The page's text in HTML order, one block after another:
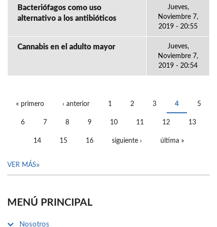
Bacteriófagos como uso
alternativo a los antibióticos
Jueves,
Noviembre 7,
2019 - 20:55
Cannabis en el adulto mayor
Jueves,
Noviembre 7,
2019 - 20:54
« primero ‹ anterior 1 2 3 4 5
6 7 8 9 10 11 12 13
14 15 16 siguiente › última »
VER MÁS
MENÚ PRINCIPAL
Nosotros